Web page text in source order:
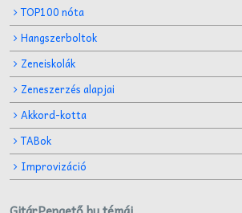
TOP100 nóta
Hangszerboltok
Zeneiskolák
Zeneszerzés alapjai
Akkord-kotta
TABok
Improvizáció